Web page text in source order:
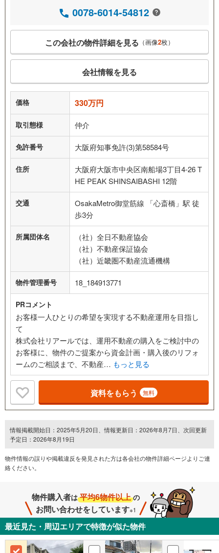
0078-6014-54812
この会社の物件詳細を見る （画像2枚）
会社情報を見る
価格 330万円
取引態様 仲介
免許番号 大阪府知事免許(3)第58584号
住所
大阪府大阪市中央区南船場3丁目4-26 T
HE PEAK SHINSAIBASHI 12階
交通
OsakaMetro御堂筋線 「心斎橋」駅 徒
歩3分
所属団体名
（社）全日不動産協会
（社）不動産保証協会
（社）近畿圏不動産流通機構
物件管理番号 18_184913771
PRコメント
お客様一人ひとりの希望を実現する不動産運用を目指し
て
株式会社リアールでは、運用不動産の購入をご検討中の
お客様に、物件のご提案から資金計画・購入後のリフォ
ームのご相談まで、不動産… もっと見る
資料をもらう 無料
情報掲載開始日：2025年5月20日、情報更新日：2026年8月7日、次回更新
予定日：2026年8月19日
物件情報の誤りや掲載違反を発⾒された方は各会社の物件詳細ページよりご連
絡ください。
物件購入者は 平均6物件以上 の
お問い合わせをしています※1
最近見た・周辺エリアで特徴が似た物件